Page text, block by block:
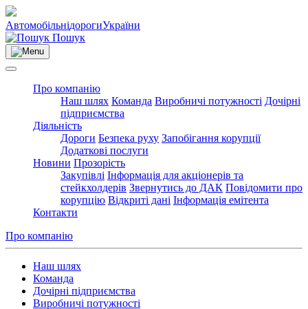
АвтомобільнідорогиУкраїни
Пошук
Про компанію
Наш шлях Команда Виробничі потужності Дочірні
підприємства
Діяльність
Дороги Безпека руху Запобігання корупції
Додаткові послуги
Новини Прозорість
Закупівлі Інформація для акціонерів та
стейкхолдерів Звернутись до ДАК Повідомити про
корупцію Відкриті дані Інформація емітента
Контакти
Про компанію
Наш шлях
Команда
Дочірні підприємства
Виробничі потужності